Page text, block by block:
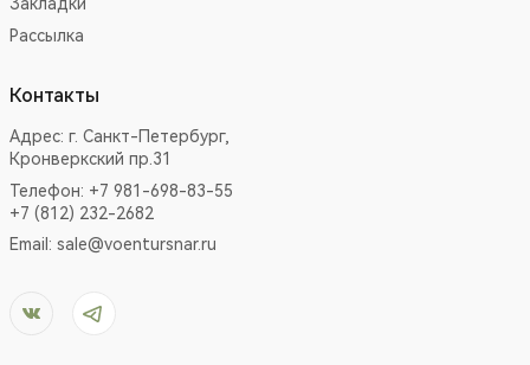
Закладки
Рассылка
Контакты
Адрес: г. Санкт-Петербург,
Кронверкский пр.31
Телефон: +7 981-698-83-55
+7 (812) 232-2682
Email: sale@voentursnar.ru